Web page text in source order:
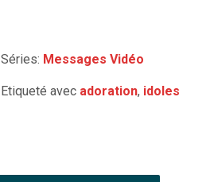
Séries: Messages Vidéo
Etiqueté avec adoration, idoles